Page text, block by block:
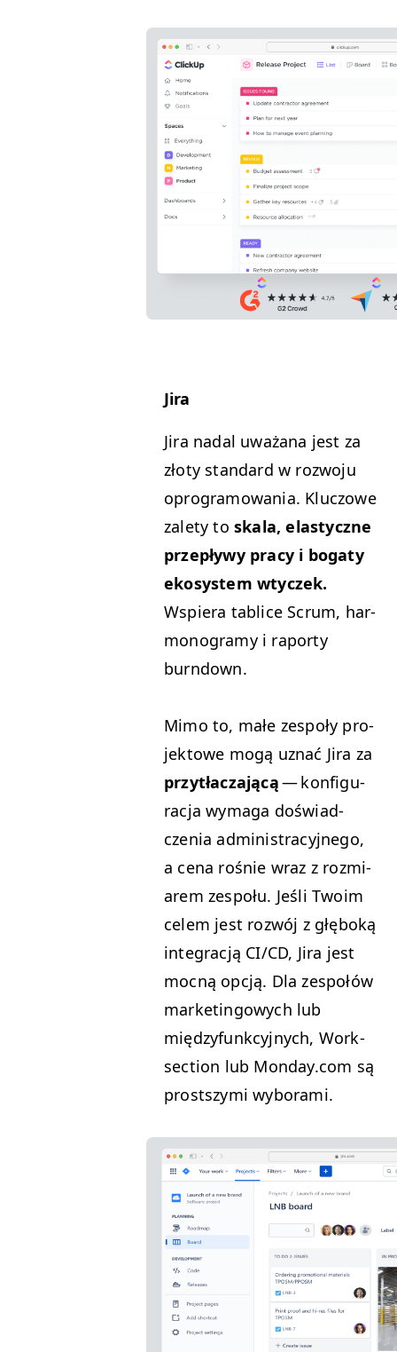
Jira
Jira nadal uważana jest za
zło­ty stan­dard w roz­wo­ju
opro­gramowa­nia. Kluc­zowe
zale­ty to skala, elasty­czne
przepły­wy pra­cy i bogaty
ekosys­tem wty­czek.
Wspiera tablice Scrum, har­
mono­gramy i raporty
burndown.
Mimo to, małe zespoły pro­
jek­towe mogą uznać Jira za
przytłacza­jącą— kon­fig­u­
rac­ja wyma­ga doświad­
czenia admin­is­tra­cyjnego,
a cena rośnie wraz z rozmi­
arem zespołu. Jeśli Twoim
celem jest rozwój z głęboką
inte­gracją CI/CD, Jira jest
moc­ną opcją. Dla zespołów
mar­ketingowych lub
między­funkcyjnych, Work­
sec­tion lub Mon​day​.com są
prost­szy­mi wyborami.